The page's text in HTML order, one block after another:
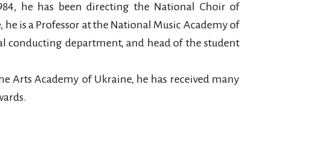
he has been directing the National Choir of
is a Professor at the National Music Academy of
conducting department, and head of the student
Arts Academy of Ukraine, he has received many